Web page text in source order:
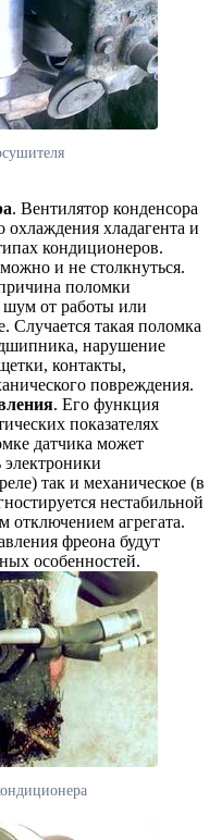
. Вентилятор конденсора
охлаждения хладагента и
кондиционеров.
и не столкнуться.
поломки
от работы или
Случается такая поломка
нарушение
контакты,
повреждения.
. Его функция
показателях
датчика может
электроники
так и механическое (в
нестабильной
отключением агрегата.
фреона будут
особенностей.